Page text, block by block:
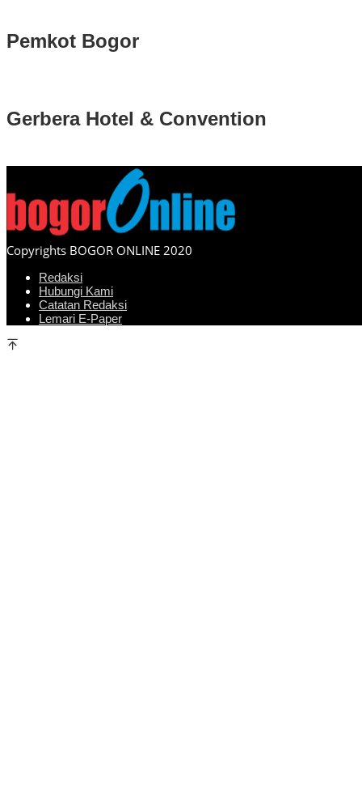
Pemkot Bogor
Gerbera Hotel & Convention
Copyrights BOGOR ONLINE 2020
Redaksi
Hubungi Kami
Catatan Redaksi
Lemari E-Paper